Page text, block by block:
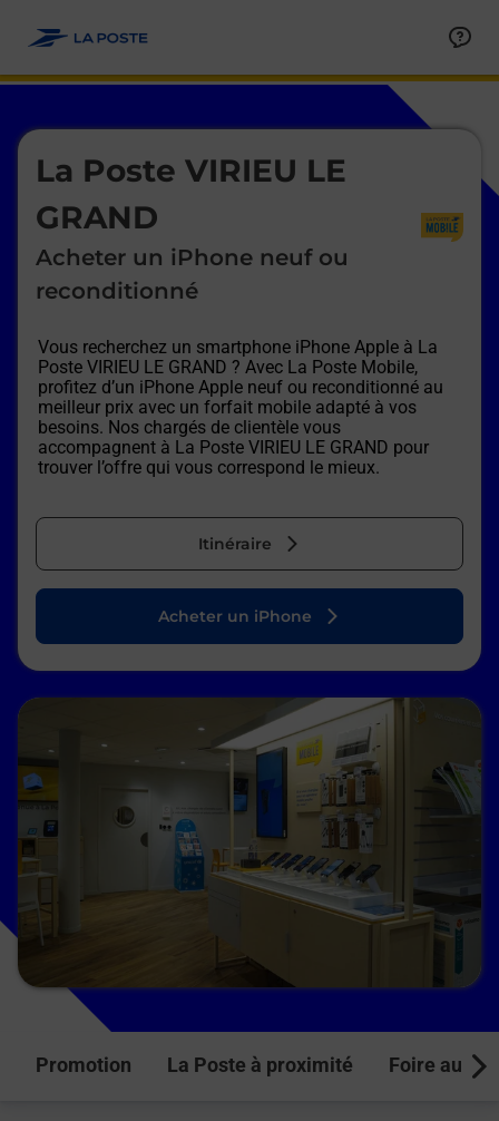
La Poste VIRIEU LE
GRAND
Acheter un iPhone neuf ou
reconditionné
Vous recherchez un smartphone iPhone Apple à La
Poste VIRIEU LE GRAND ? Avec La Poste Mobile,
profitez d’un iPhone Apple neuf ou reconditionné au
meilleur prix avec un forfait mobile adapté à vos
besoins. Nos chargés de clientèle vous
accompagnent à La Poste VIRIEU LE GRAND pour
trouver l’offre qui vous correspond le mieux.
Itinéraire
Le lien s'ouvre dans un nouvel onglet
Acheter un iPhone
Promotion La Poste à proximité Foire aux